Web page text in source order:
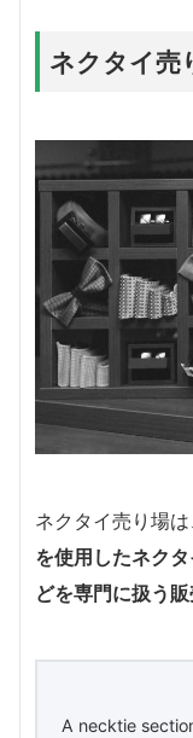
ネクタイ売
ネクタイ売り場は
を使用したネク
どを専門に扱う
A necktie